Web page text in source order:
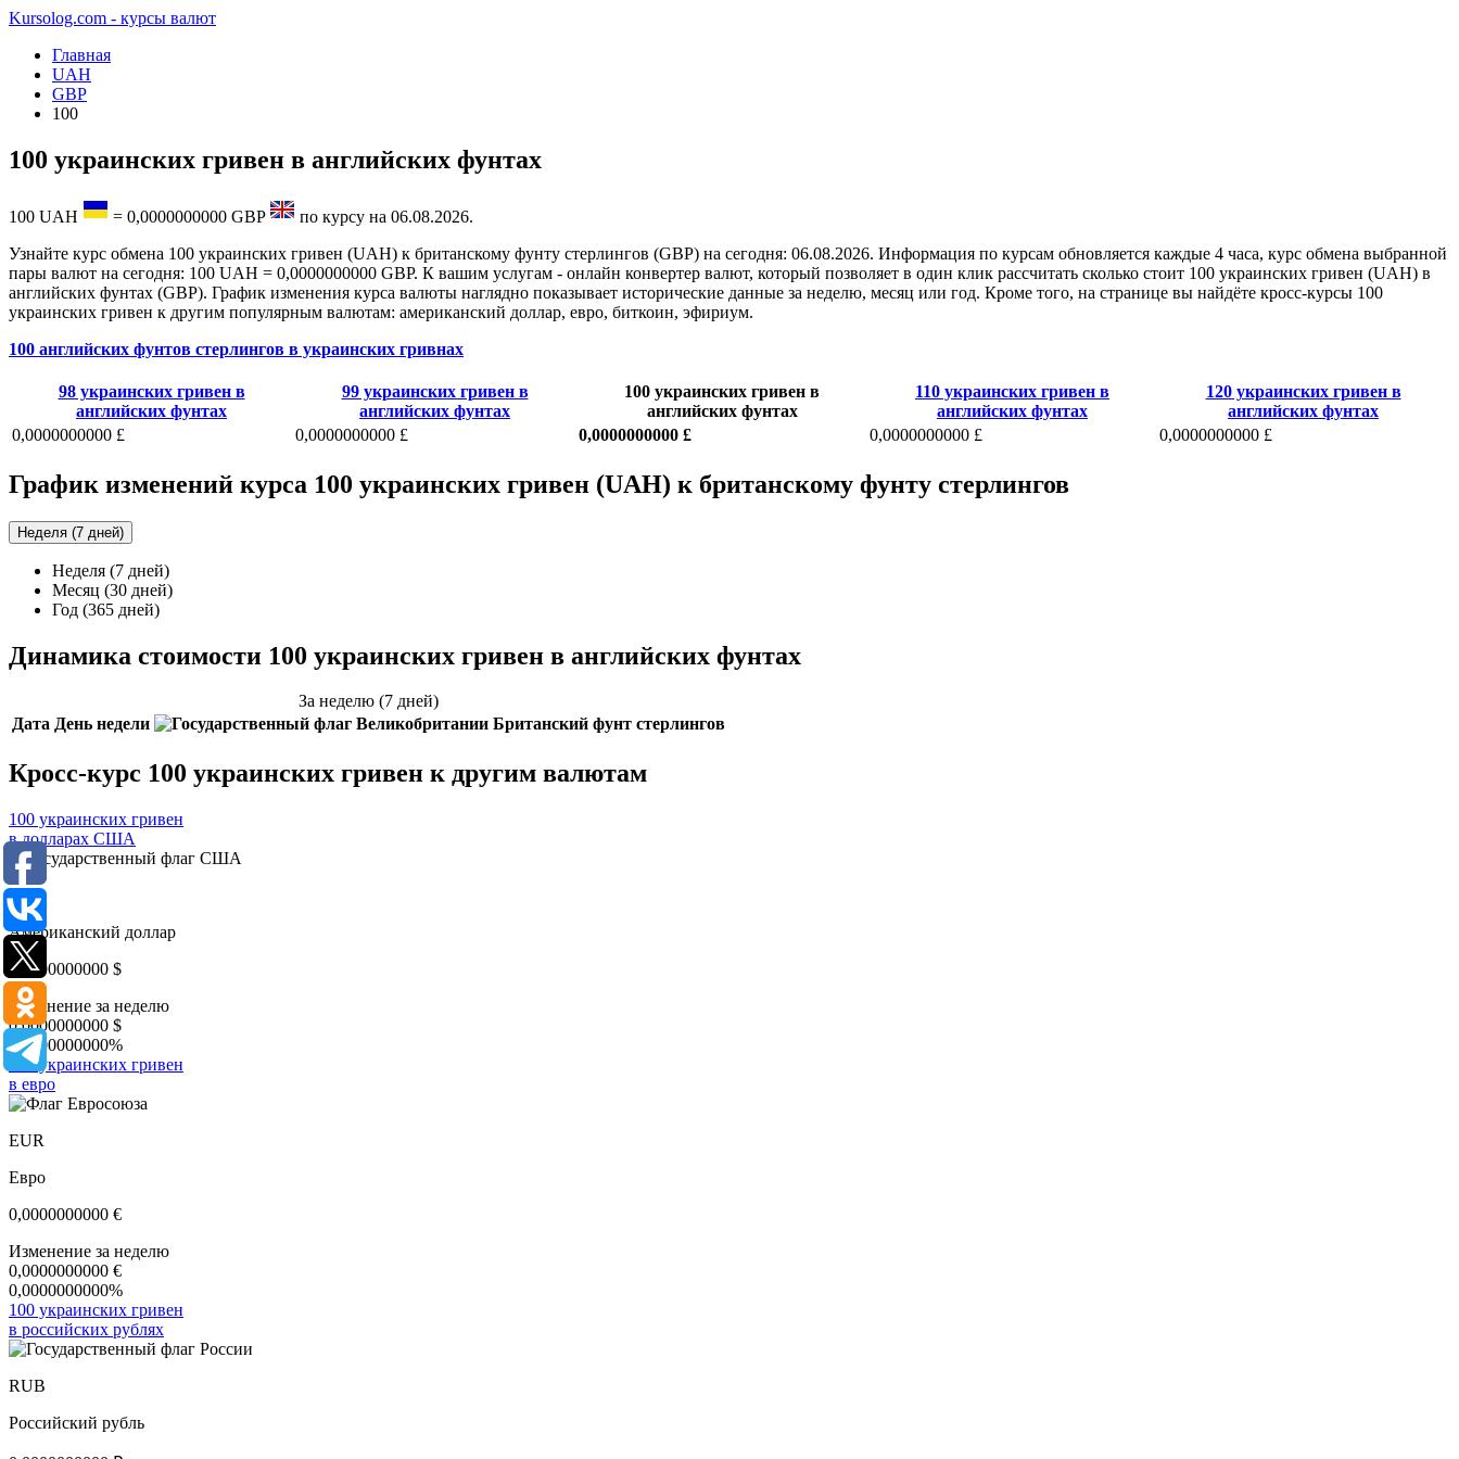
Kursolog.com - курсы валют
Главная
UAH
GBP
100
100 украинских гривен в английских фунтах
100 UAH = 0,0000000000 GBP по курсу на 06.08.2026.
Узнайте курс обмена 100 украинских гривен (UAH) к британскому фунту стерлингов (GBP) на сегодня: 06.08.2026. Информация по курсам обновляется каждые 4 часа, курс обмена выбранной
пары валют на сегодня: 100 UAH = 0,0000000000 GBP. К вашим услугам - онлайн конвертер валют, который позволяет в один клик рассчитать сколько стоит 100 украинских гривен (UAH) в
английских фунтах (GBP). График изменения курса валюты наглядно показывает исторические данные за неделю, месяц или год. Кроме того, на странице вы найдёте кросс-курсы 100
украинских гривен к другим популярным валютам: американский доллар, евро, биткоин, эфириум.
100 английских фунтов стерлингов в украинских гривнах
98 украинских гривен в
английских фунтах
99 украинских гривен в
английских фунтах
100 украинских гривен в
английских фунтах
110 украинских гривен в
английских фунтах
120 украинских гривен в
английских фунтах
0,0000000000 £
0,0000000000 £ 0,0000000000 £ 0,0000000000 £ 0,0000000000 £
График изменений курса 100 украинских гривен (UAH) к британскому фунту стерлингов
Неделя (7 дней)
Неделя (7 дней)
Месяц (30 дней)
Год (365 дней)
Динамика стоимости 100 украинских гривен в английских фунтах
За неделю (7 дней)
Дата День недели Британский фунт стерлингов
Кросс-курс 100 украинских гривен к другим валютам
100 украинских гривен
в долларах США
USD
Американский доллар
0,0000000000 $
Изменение за неделю
0,0000000000 $
0,0000000000%
100 украинских гривен
в евро
EUR
Евро
0,0000000000 €
Изменение за неделю
0,0000000000 €
0,0000000000%
100 украинских гривен
в российских рублях
RUB
Российский рубль